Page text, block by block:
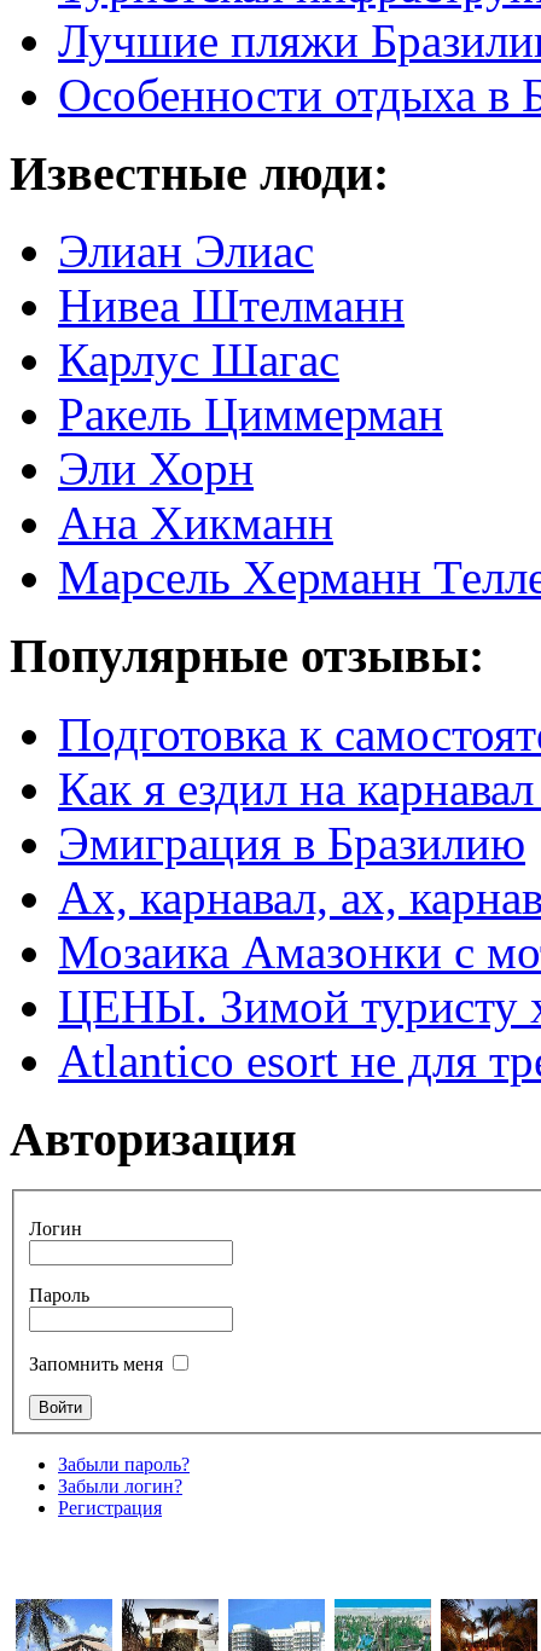
Лучшие пляжи
Особенности отдыха в
Известные люди:
Элиан Элиас
Нивеа Штелманн
Карлус Шагас
Ракель Циммерман
Эли Хорн
Ана Хикманн
Марсель Херманн
Популярные отзывы:
Подготовка к
Как я ездил на
Эмиграция в Бразилию
Ах, карнавал, ах,
Мозаика Амазонки с
ЦЕНЫ. Зимой туристу
Atlantico esort не для
Авторизация
Логин
Пароль
Запомнить меня
Забыли пароль?
Забыли логин?
Регистрация